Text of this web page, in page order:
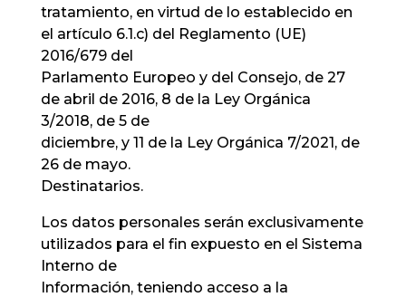
tratamiento, en virtud de lo establecido en
el artículo 6.1.c) del Reglamento (UE)
2016/679 del
Parlamento Europeo y del Consejo, de 27
de abril de 2016, 8 de la Ley Orgánica
3/2018, de 5 de
diciembre, y 11 de la Ley Orgánica 7/2021, de
26 de mayo.
Destinatarios.
Los datos personales serán exclusivamente
utilizados para el fin expuesto en el Sistema
Interno de
Información, teniendo acceso a la